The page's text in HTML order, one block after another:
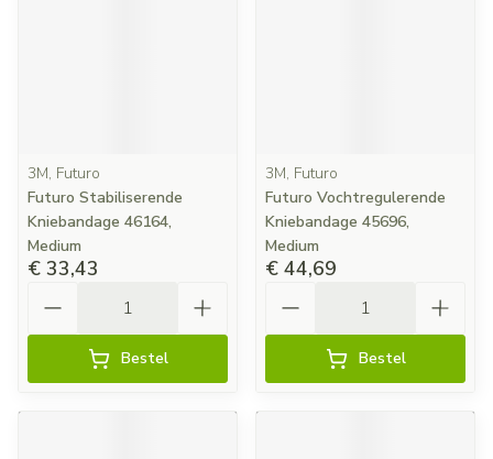
3M, Futuro
Futuro Stabiliserende
Kniebandage 46164,
Medium
€ 33,43
Bestel
3M, Futuro
Futuro Vochtregulerende
Kniebandage 45696,
Medium
€ 44,69
Bestel